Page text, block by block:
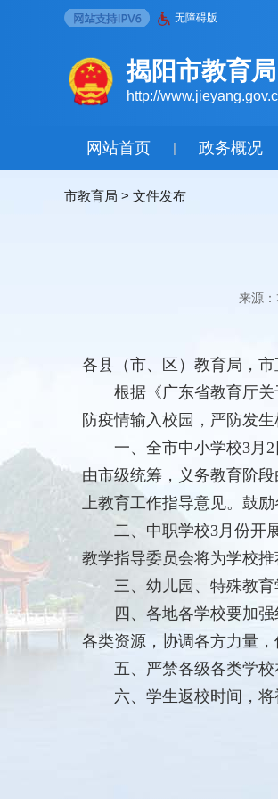
无障碍版
揭阳市教育局
http://
网站首页 | 政务概况
市教育局 > 文件发布
来源：
各县（市、区）教育局，市
根据《广东省教育厅关于
防疫情输入校园，严防发
一、全市中小学校3月2
由市级统筹，义务教育阶
上教育工作指导意见。鼓
二、中职学校3月份开展
教学指导委员会将为学校
三、幼儿园、特殊教育学
四、各地各学校要加强线
各类资源，协调各方力量
五、严禁各级各类学校在
六、学生返校时间，将